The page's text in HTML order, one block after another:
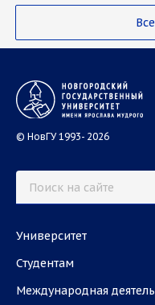
© НовГУ 1993- 2026
Университет
Студентам
Международная